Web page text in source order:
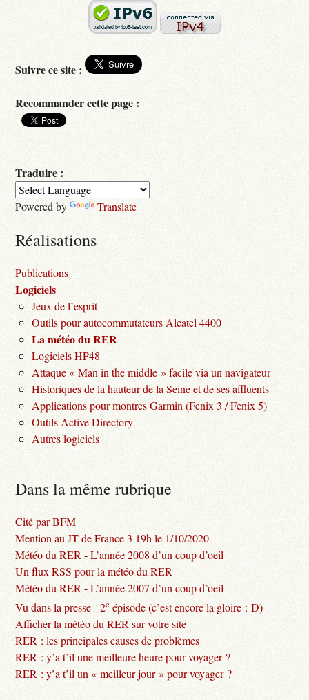
Suivre ce site :
Recommander cette page :
Traduire :
Powered by Translate
Réalisations
Publications
Logiciels
Jeux de l’esprit
Outils pour autocommutateurs Alcatel 4400
La météo du RER
Logiciels HP48
Attaque « Man in the middle » facile via un navigateur
Historiques de la hauteur de la Seine et de ses affluents
Applications pour montres Garmin (Fenix 3 / Fenix 5)
Outils Active Directory
Autres logiciels
Dans la même rubrique
Cité par BFM
Mention au JT de France 3 19h le 1/10/2020
Météo du RER - L’année 2008 d’un coup d’oeil
Un flux RSS pour la météo du RER
Météo du RER - L’année 2007 d’un coup d’oeil
Vu dans la presse - 2e épisode (c’est encore la gloire :-D)
Afficher la météo du RER sur votre site
RER : les principales causes de problèmes
RER : y’a t’il une meilleure heure pour voyager ?
RER : y’a t’il un « meilleur jour » pour voyager ?